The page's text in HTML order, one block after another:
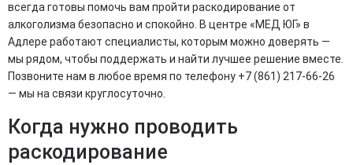
всегда готовы помочь вам пройти раскодирование от
алкоголизма безопасно и спокойно. В центре «МЕД ЮГ» в
Адлере работают специалисты, которым можно доверять —
мы рядом, чтобы поддержать и найти лучшее решение вместе.
Позвоните нам в любое время по телефону +7 (861) 217-66-26
— мы на связи круглосуточно.
Когда нужно проводить
раскодирование